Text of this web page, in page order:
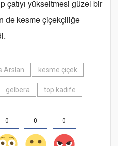
çatıyı yükseltmesi güzel bir
de kesme çiçekçiliğe
Arslan kesme çiçek
gelbera top kadife
0 0 0